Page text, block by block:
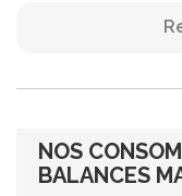
NOS
BALANCES